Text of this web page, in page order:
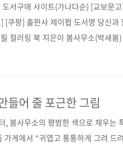
서구매 사이트(가나다순) [교보문
쿠팡] 출판사 제이펍 도서명 당신과
컬러링 북 지은이 봄사무소(박새봄
이지 112쪽 판 형 46배판변형
간 전 책 소식] - 올겨울을 따뜻하게
들어 줄 포근한 그림
, 봄사무소의 평범한 색으로 채우는
가게에서 “귀엽고 통통하게 그려 드